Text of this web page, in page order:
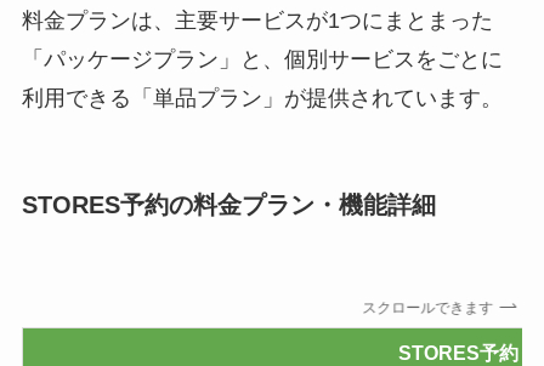
料金プランは、主要サービスが1つにまとまった
「パッケージプラン」と、個別サービスをごとに
利用できる「単品プラン」が提供されています。
STORES予約の料金プラン・機能詳細
スクロールできます
STORES予約